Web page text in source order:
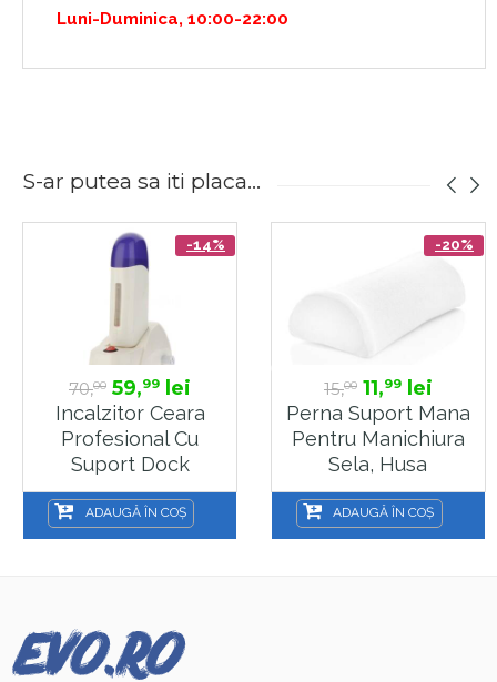
Luni-Duminica, 10:00-22:00
S-ar putea sa iti placa...
-14%
70,00 59,99 lei
Incalzitor Ceara
Profesional Cu
Suport Dock
Albastru, Sela
ADAUGĂ ÎN COȘ
-20%
15,00 11,99lei
Perna Suport Mana
Pentru Manichiura
Sela, Husa
Detasabila, Alb
ADAUGĂ ÎN COȘ